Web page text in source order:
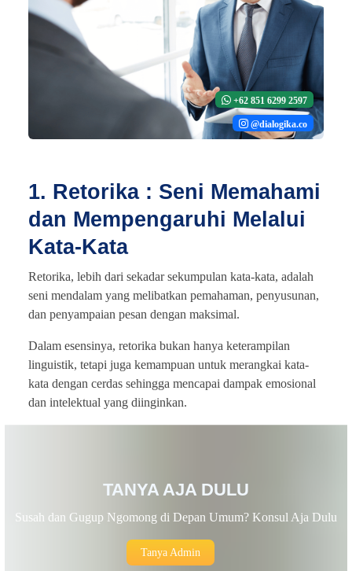
+62 851 6299 2597
@dialogika.co
1. Retorika : Seni Memahami
dan Mempengaruhi Melalui
Kata-Kata
Retorika, lebih dari sekadar sekumpulan kata-kata, adalah
seni mendalam yang melibatkan pemahaman, penyusunan,
dan penyampaian pesan dengan maksimal.
Dalam esensinya, retorika bukan hanya keterampilan
linguistik, tetapi juga kemampuan untuk merangkai kata-
kata dengan cerdas sehingga mencapai dampak emosional
dan intelektual yang diinginkan.
TANYA AJA DULU
Susah dan Gugup Ngomong di Depan Umum? Konsul Aja Dulu
Tanya Admin